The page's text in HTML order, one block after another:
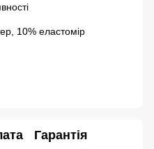
10% еластомір
Гарантія